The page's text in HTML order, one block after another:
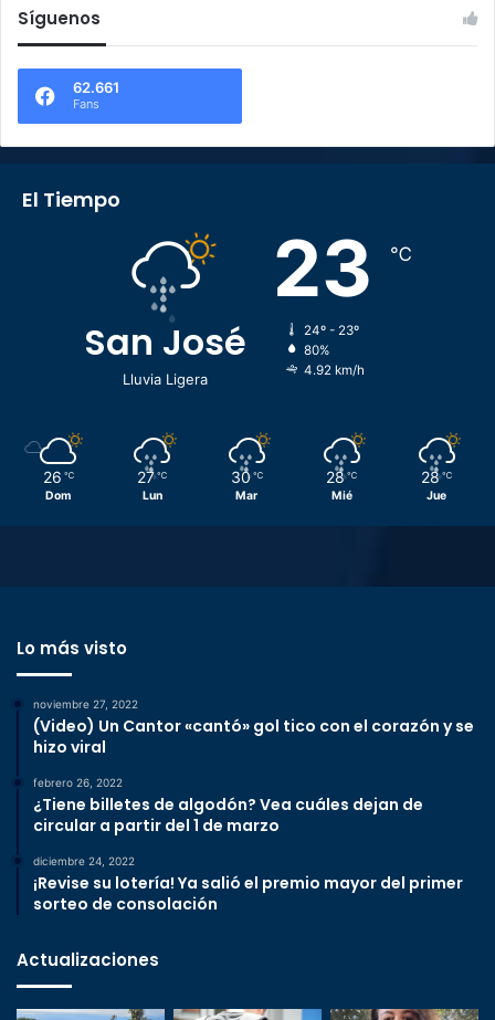
Síguenos
62.661
Fans
El Tiempo
San José
Lluvia Ligera
23 ℃
24º - 23º
80%
4.92 km/h
26 ℃
Dom
27 ℃
Lun
30 ℃
Mar
28 ℃
Mié
28 ℃
Jue
Lo más visto
noviembre 27, 2022
(Video) Un Cantor «cantó» gol tico con el corazón y se
hizo viral
febrero 26, 2022
¿Tiene billetes de algodón? Vea cuáles dejan de
circular a partir del 1 de marzo
diciembre 24, 2022
¡Revise su lotería! Ya salió el premio mayor del primer
sorteo de consolación
Actualizaciones